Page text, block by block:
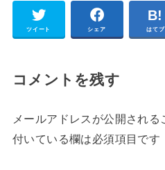
ツイート シェア はてブ
コメントを残す
メールアドレスが公開される
付いている欄は必須項目です